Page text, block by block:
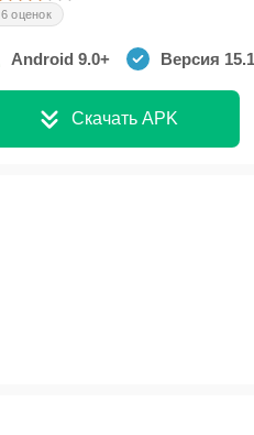
оценок
Android 9.0+ Версия
Скачать APK